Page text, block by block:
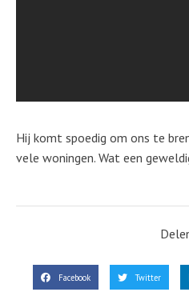
Hij komt spoedig om ons te
vele woningen. Wat een
Facebook Twitter